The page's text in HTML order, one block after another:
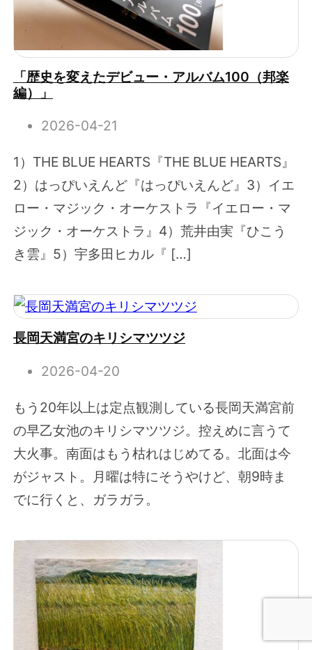
「歴史を変えたデビュー・アルバム100（邦楽
編）」
2026-04-21
1）THE BLUE HEARTS『THE BLUE HEARTS』
2）はっぴいえんど『はっぴいえんど』3）イエ
ロー・マジック・オーケストラ『イエロー・マ
ジック・オーケストラ』4）荒井由実『ひこう
き雲』5）宇多田ヒカル『 […]
長岡天満宮のキリシマツツジ
2026-04-20
もう20年以上は定点観測している長岡天満宮前
の早乙女池のキリシマツツジ。控えめに言うて
大火事。南面はもう枯れはじめてる。北面は今
がジャスト。月曜は特にそうやけど、朝9時ま
でに行くと、ガラガラ。